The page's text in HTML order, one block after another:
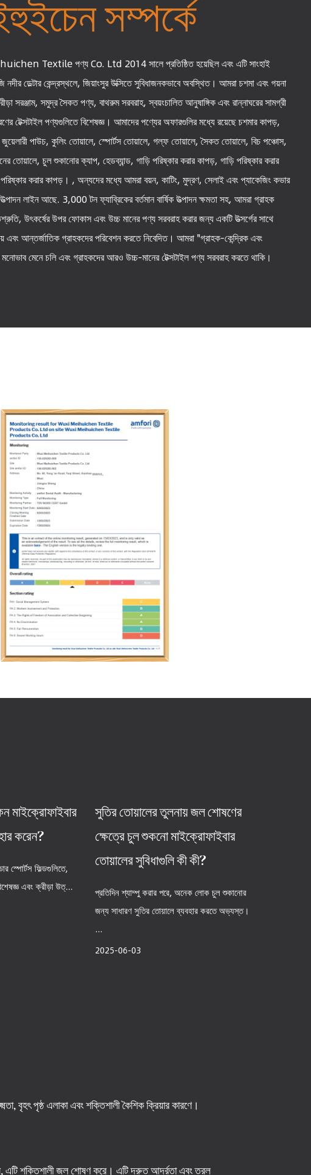
সম্পর্কে
Textile পণ্য Co. Ltd 2014 সালে প্রতিষ্ঠিত হয়েছিল এবং এটি সাংহাই
নদীর ডেল্টার কেন্দ্রস্থলে, জিয়াংসুর উক্সিতে সুবিধাজনকভাবে অবস্থিত। আমরা চশমা এবং গয়না
সরঞ্জাম, সমুদ্র সৈকত পণ্য, বাথরুম সরবরাহ, স্বয়ংচালিত আনুষাঙ্গিক এবং রান্নাঘরের সামগ্রী
টেক্সটাইল পণ্যগুলিতে বিশেষজ্ঞ। আমাদের পণ্যের অফারগুলির মধ্যে রয়েছে চশমার কাপড়,
পাউচ, কুলিং তোয়ালে, স্পোর্টস তোয়ালে, গল্ফ তোয়ালে, সৈকত তোয়ালে, বিচ পঞ্চোস,
তোয়ালে, চুল শুকানোর ক্যাপ, হেডব্যান্ড, গাড়ি পরিষ্কার করার কাপড়, গাড়ি পরিষ্কার করার
করার কাপড়। , অন্যদের মধ্যে আমরা বয়ন, কাটিং, মুদ্রণ, সেলাই এবং প্যাকেজিং কভার
লাইন আছে. 3,000 টন ফ্যাব্রিকের বর্তমান বার্ষিক উত্পাদন ক্ষমতা সহ, আমরা গ্রাহক
উৎকর্ষের উপর ফোকাস এবং উচ্চ মানের পণ্য সরবরাহ করার জন্য একটি উত্সর্গের সাথে
এবং আন্তর্জাতিক গ্রাহকদের পরিবেশন করতে নিবেদিত। আমরা "গ্রাহক-কেন্দ্রিক এবং
মেনে চলি এবং গ্রাহকদের আরও উচ্চ-মানের টেক্সটাইল পণ্য সরবরাহ করতে থাকি।
মাইক্রোফাইবার
করেন?
স্পোর্টস ফিল্ডগুলিতে,
এবং ক্রীড়া উত্...
সুতির তোয়ালের তুলনায় জল শোষণের
ক্ষেত্রে চুল শুকনো মাইক্রোফাইবার
তোয়ালের সুবিধাগুলি কী কী?
প্রতিদিন শ্যাম্পু করার পরে, অনেক লোক চুল শুকানোর
জন্য সাধারণ সুতির তোয়ালে ব্যবহার করতে অভ্যস্ত।
...
2025-06-03
বৃহৎ পৃষ্ঠ এলাকা এবং শক্তিশালী কৈশিক ক্রিয়ার কারণে।
এটি শক্তিশালী জল শোষণ করে। এটি দ্রুত আর্দ্রতা এবং তরল